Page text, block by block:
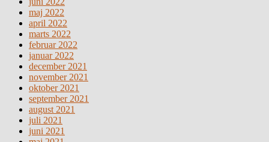
maj 2022
april 2022
marts 2022
februar 2022
januar 2022
december 2021
november 2021
oktober 2021
september 2021
august 2021
juli 2021
juni 2021